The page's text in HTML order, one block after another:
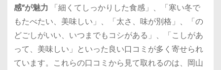
感”が魅力 「細くてしっかりした食感」、「寒い冬で
もたべたい、美味しい」、「太さ、味が別格」、「の
どごしがいい、いつまでもコシがある」、「こしがあ
って、美味しい」といった良い口コミが多く寄せられ
ています。これらの口コミから見て取れるのは、岡山